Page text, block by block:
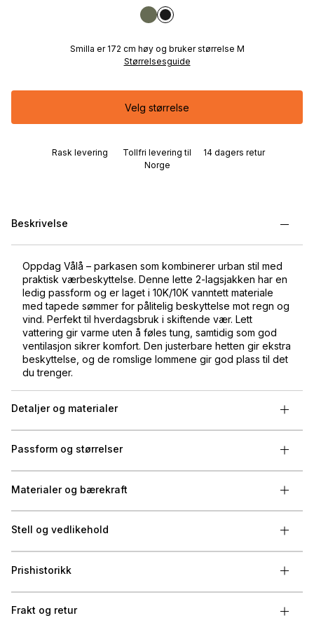
Smilla er 172 cm høy og bruker størrelse M
Størrelsesguide
Velg størrelse
Rask levering
Tollfri levering til
Norge
14 dagers retur
Beskrivelse
Oppdag Vålå – parkasen som kombinerer urban stil med
praktisk værbeskyttelse. Denne lette 2-lagsjakken har en
ledig passform og er laget i 10K/10K vanntett materiale
med tapede sømmer for pålitelig beskyttelse mot regn og
vind. Perfekt til hverdagsbruk i skiftende vær. Lett
vattering gir varme uten å føles tung, samtidig som god
ventilasjon sikrer komfort. Den justerbare hetten gir ekstra
beskyttelse, og de romslige lommene gir god plass til det
du trenger.
Detaljer og materialer
Passform og størrelser
Materialer og bærekraft
Stell og vedlikehold
Prishistorikk
Frakt og retur